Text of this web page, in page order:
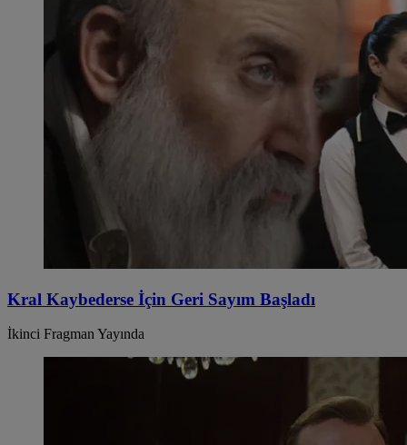
Kral Kaybederse İçin Geri Sayım Başladı
İkinci Fragman Yayında